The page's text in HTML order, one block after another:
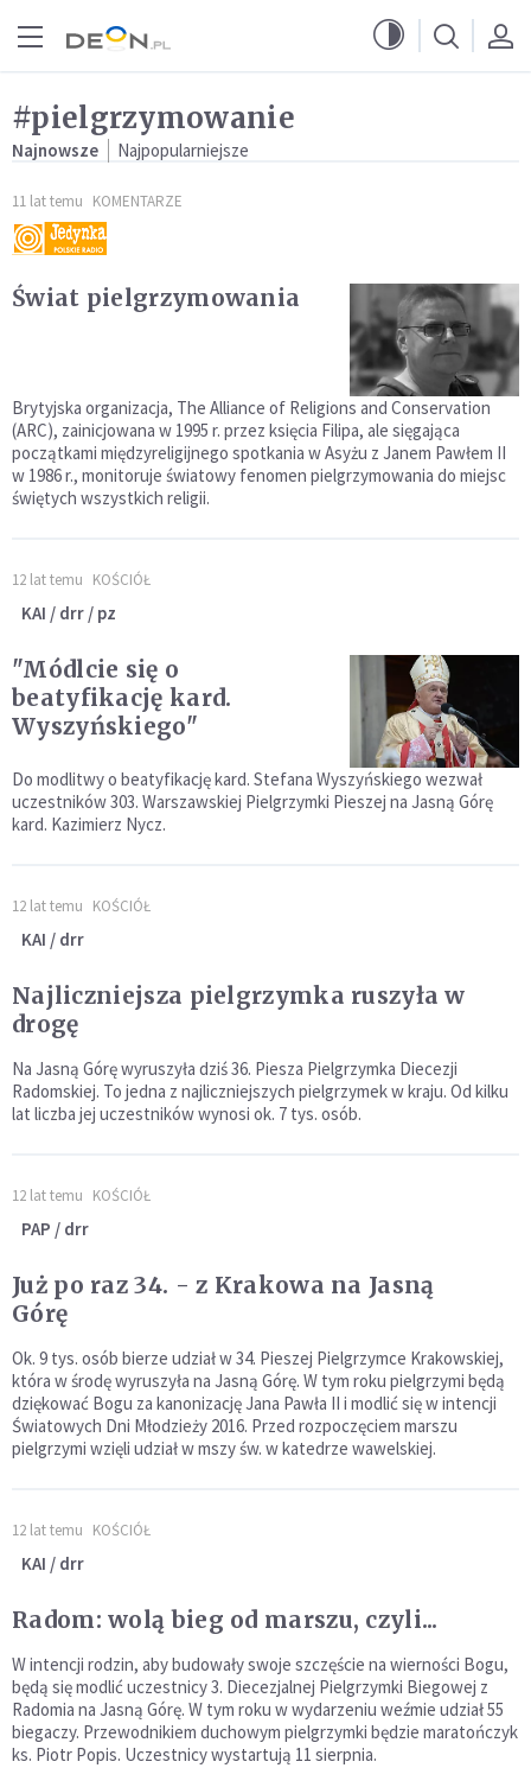
#pielgrzymowanie
Najnowsze Najpopularniejsze
11 lat temu KOMENTARZE
Świat pielgrzymowania
Brytyjska organizacja, The Alliance of Religions and Conservation
(ARC), zainicjowana w 1995 r. przez księcia Filipa, ale sięgająca
początkami międzyreligijnego spotkania w Asyżu z Janem Pawłem II
w 1986 r., monitoruje światowy fenomen pielgrzymowania do miejsc
świętych wszystkich religii.
12 lat temu KOŚCIÓŁ
KAI / drr / pz
"Módlcie się o
beatyfikację kard.
Wyszyńskiego"
Do modlitwy o beatyfikację kard. Stefana Wyszyńskiego wezwał
uczestników 303. Warszawskiej Pielgrzymki Pieszej na Jasną Górę
kard. Kazimierz Nycz.
12 lat temu KOŚCIÓŁ
KAI / drr
Najliczniejsza pielgrzymka ruszyła w
drogę
Na Jasną Górę wyruszyła dziś 36. Piesza Pielgrzymka Diecezji
Radomskiej. To jedna z najliczniejszych pielgrzymek w kraju. Od kilku
lat liczba jej uczestników wynosi ok. 7 tys. osób.
12 lat temu KOŚCIÓŁ
PAP / drr
Już po raz 34. - z Krakowa na Jasną
Górę
Ok. 9 tys. osób bierze udział w 34. Pieszej Pielgrzymce Krakowskiej,
która w środę wyruszyła na Jasną Górę. W tym roku pielgrzymi będą
dziękować Bogu za kanonizację Jana Pawła II i modlić się w intencji
Światowych Dni Młodzieży 2016. Przed rozpoczęciem marszu
pielgrzymi wzięli udział w mszy św. w katedrze wawelskiej.
12 lat temu KOŚCIÓŁ
KAI / drr
Radom: wolą bieg od marszu, czyli...
W intencji rodzin, aby budowały swoje szczęście na wierności Bogu,
będą się modlić uczestnicy 3. Diecezjalnej Pielgrzymki Biegowej z
Radomia na Jasną Górę. W tym roku w wydarzeniu weźmie udział 55
biegaczy. Przewodnikiem duchowym pielgrzymki będzie maratończyk
ks. Piotr Popis. Uczestnicy wystartują 11 sierpnia.